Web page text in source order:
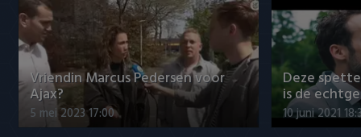
Vriendin Marcus Pedersen voor
Ajax?
5 mei 2023 17:00
Deze
is de
10 juni 2021